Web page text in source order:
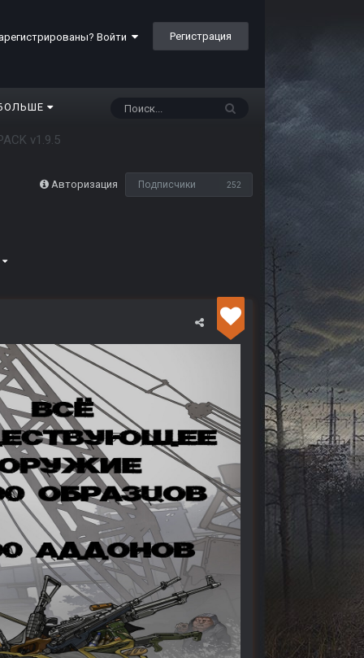
Войти Регистрация
v1.9.5
Авторизация Подписчики 252